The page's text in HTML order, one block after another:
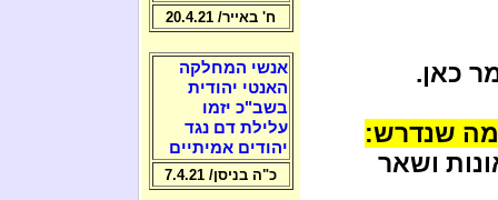
כאן.
שנדרש:
ושאר
ח' באייר/ 20.4.21
אנשי המחלקה
האנטי יהודית
בשב"כ יזמו
עלילת דם נגד
יהודים אמיתיים
כ"ה בניסן/ 7.4.21